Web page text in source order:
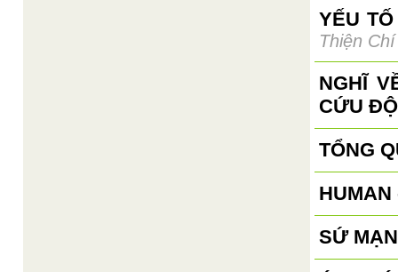
YẾU
Thiện Chí
NGHĨ
CỨU
TỔNG
HUMAN
SỨ